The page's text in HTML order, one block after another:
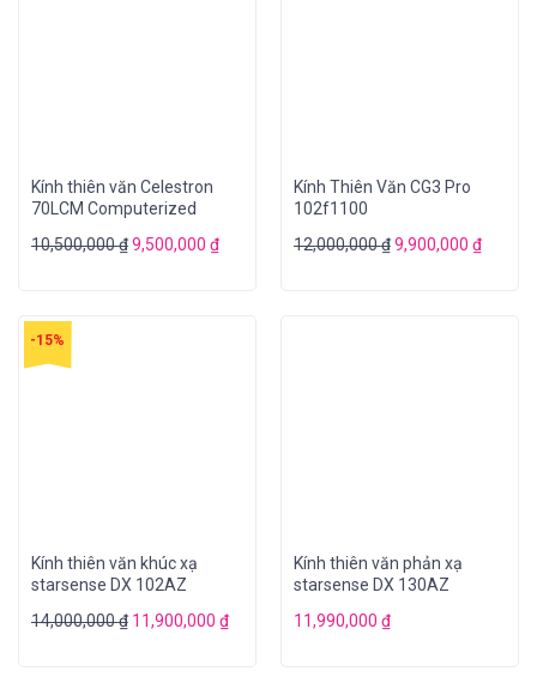
Kính thiên văn Celestron
70LCM Computerized
10,500,000₫ 9,500,000 ₫
Kính Thiên Văn CG3 Pro
102f1100
12,000,000₫ 9,900,000 ₫
-15%
Kính thiên văn khúc xạ
starsense DX 102AZ
14,000,000₫ 11,900,000 ₫
Kính thiên văn phản xạ
starsense DX 130AZ
11,990,000 ₫